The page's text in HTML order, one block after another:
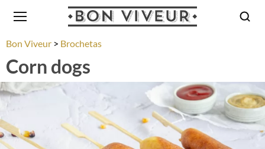
Bon Viveur Brochetas
Corn dogs